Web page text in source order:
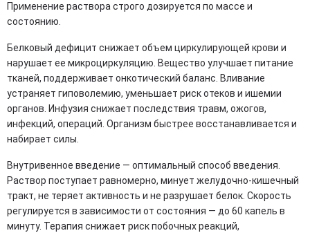
Применение раствора строго дозируется по массе и
состоянию.
Белковый дефицит снижает объем циркулирующей крови и
нарушает ее микроциркуляцию. Вещество улучшает питание
тканей, поддерживает онкотический баланс. Вливание
устраняет гиповолемию, уменьшает риск отеков и ишемии
органов. Инфузия снижает последствия травм, ожогов,
инфекций, операций. Организм быстрее восстанавливается и
набирает силы.
Внутривенное введение — оптимальный способ введения.
Раствор поступает равномерно, минует желудочно-кишечный
тракт, не теряет активность и не разрушает белок. Скорость
регулируется в зависимости от состояния — до 60 капель в
минуту. Терапия снижает риск побочных реакций,